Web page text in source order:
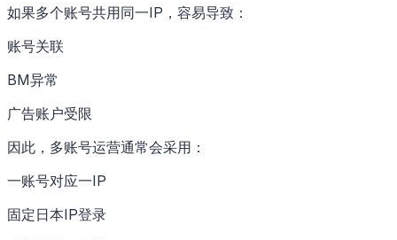
如果多个账号共用同一IP，容易导致：
账号关联
BM异常
广告账户受限
因此，多账号运营通常会采用：
一账号对应一IP
固定日本IP登录